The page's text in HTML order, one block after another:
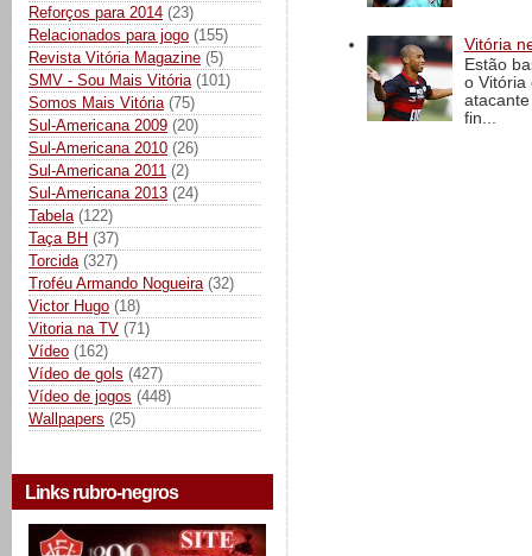
Reforços para 2014 (23)
Relacionados para jogo (155)
Revista Vitória Magazine (5)
SMV - Sou Mais Vitória (101)
Somos Mais Vitória (75)
Sul-Americana 2009 (20)
Sul-Americana 2010 (26)
Sul-Americana 2011 (2)
Sul-Americana 2013 (24)
Tabela (122)
Taça BH (37)
Torcida (327)
Troféu Armando Nogueira (32)
Victor Hugo (18)
Vitoria na TV (71)
Vídeo (162)
Vídeo de gols (427)
Vídeo de jogos (448)
Wallpapers (25)
Links rubro-negros
Vitória
Estão
o Vitória
fin...